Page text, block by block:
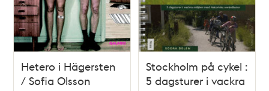
Hetero i Hägersten
/ Sofia Olsson
Stockholm på cykel :
5 dagsturer i vackra